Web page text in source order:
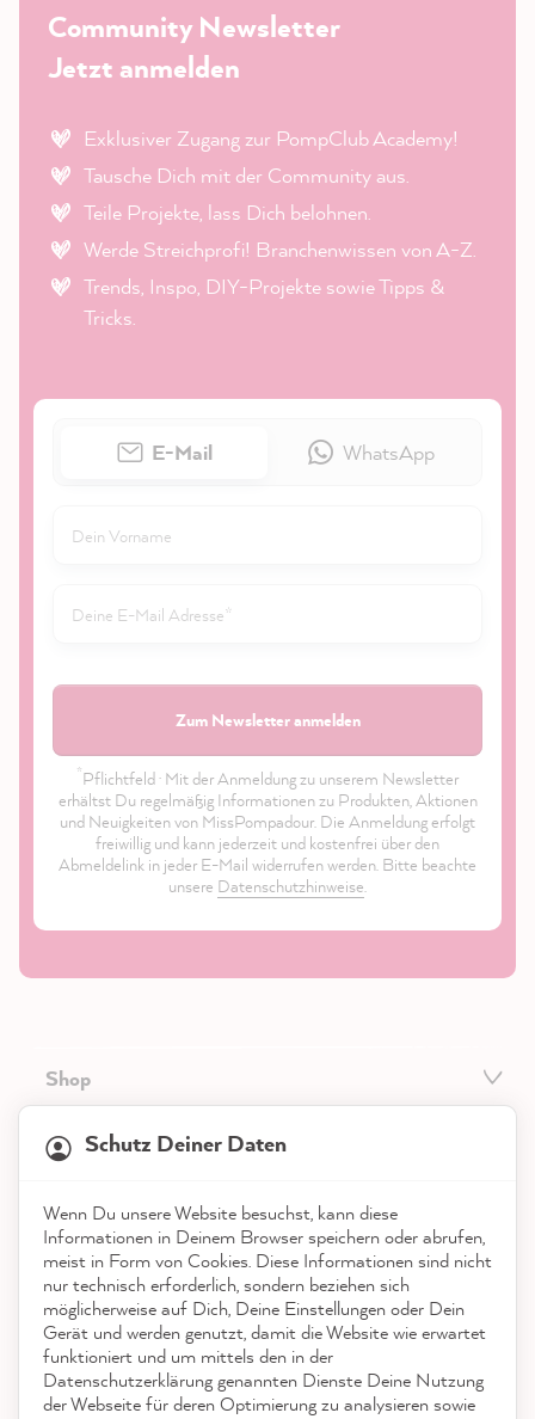
Community Newsletter
Jetzt anmelden
Exklusiver Zugang zur PompClub Academy!
Tausche Dich mit der Community aus.
Teile Projekte, lass Dich belohnen.
Werde Streichprofi! Branchenwissen von A-Z.
Trends, Inspo, DIY-Projekte sowie Tipps &
Tricks.
E-Mail WhatsApp
Zum Newsletter anmelden
*Pflichtfeld · Mit der Anmeldung zu unserem Newsletter
erhältst Du regelmäßig Informationen zu Produkten, Aktionen
und Neuigkeiten von MissPompadour. Die Anmeldung erfolgt
freiwillig und kann jederzeit und kostenfrei über den
Abmeldelink in jeder E-Mail widerrufen werden. Bitte beachte
unsere Datenschutzhinweise.
Shop
Service
Kontakt
App herunterladen
Auszeichnungen
Social Media
Schutz Deiner Daten
Wenn Du unsere Website besuchst, kann diese
Informationen in Deinem Browser speichern oder abrufen,
meist in Form von Cookies. Diese Informationen sind nicht
nur technisch erforderlich, sondern beziehen sich
möglicherweise auf Dich, Deine Einstellungen oder Dein
Gerät und werden genutzt, damit die Website wie erwartet
funktioniert und um mittels den in der
Datenschutzerklärung genannten Dienste Deine Nutzung
der Webseite für deren Optimierung zu analysieren sowie
reviews-io
Anonym
Verifizierter Kunde